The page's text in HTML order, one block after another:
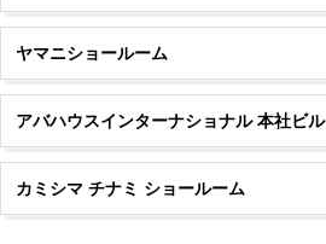
ヤマニショールーム
アバハウスインターナショナル 本社ビル
カミシマ チナミ ショールーム